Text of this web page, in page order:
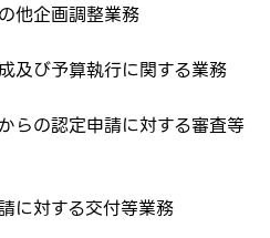
人票をみて
人票をみて
他企画調整業務
及び予算執行に関する業務
の認定申請に対する審査等
に対する交付等業務